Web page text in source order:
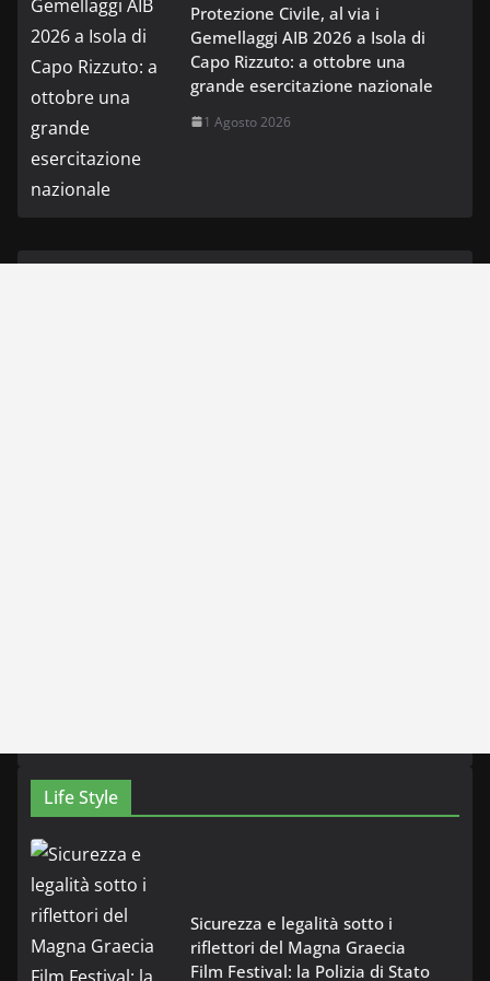
Protezione Civile, al via i
Gemellaggi AIB 2026 a Isola di
Capo Rizzuto: a ottobre una
grande esercitazione nazionale
1 Agosto 2026
Life Style
Sicurezza e legalità sotto i
riflettori del Magna Graecia
Film Festival: la Polizia di Stato